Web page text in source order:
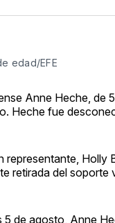
edad/EFE
Anne Heche, de
Heche fue
representante, Holly
retirada del soporte
5 de agosto, Anne